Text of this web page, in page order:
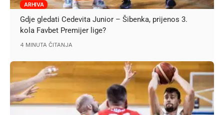
ARHIVA
Gdje gledati Cedevita Junior – Šibenka, prijenos 3.
kola Favbet Premijer lige?
4 MINUTA ČITANJA